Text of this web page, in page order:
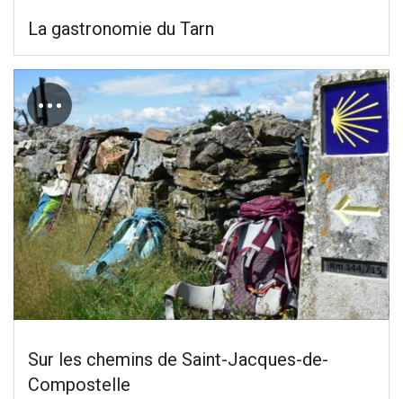
La gastronomie du Tarn
…
Sur les chemins de Saint-Jacques-de-
Compostelle